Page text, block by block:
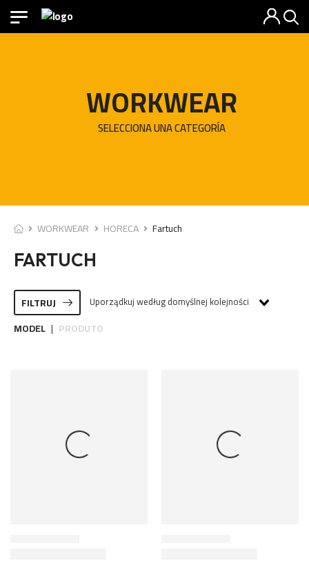
WORKWEAR
SELECCIONA UNA CATEGORÍA
WORKWEAR HORECA Fartuch
FARTUCH
FILTRUJ Uporządkuj według domyślnej kolejności
MODEL | PRODUTO